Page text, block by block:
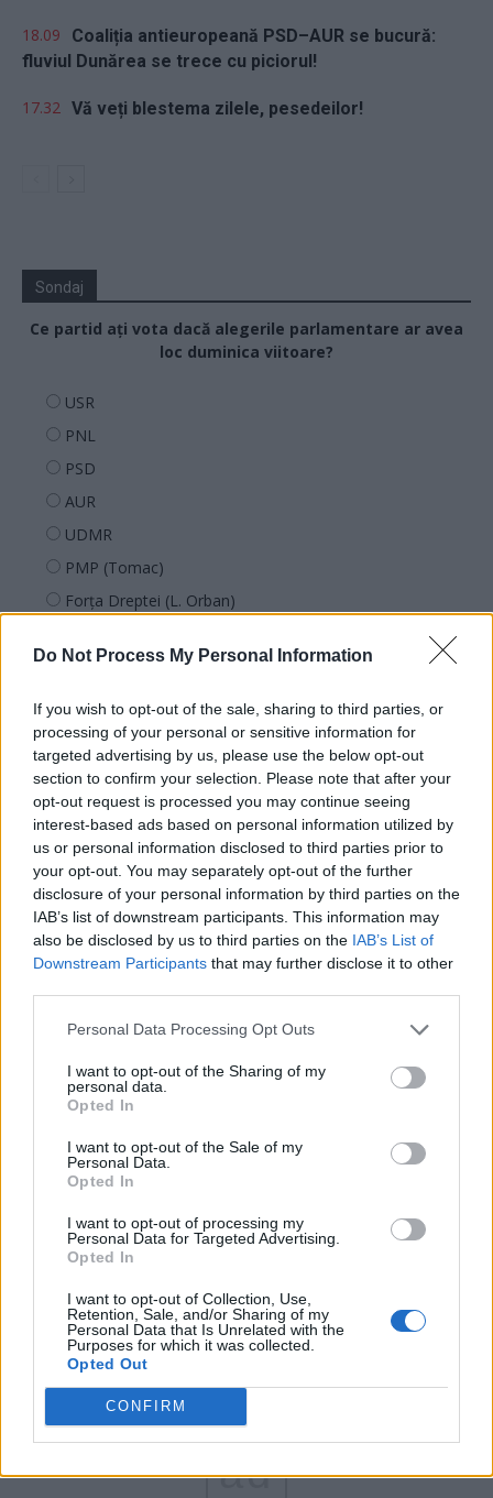
Do Not Process My Personal Information
If you wish to opt-out of the sale, sharing to third parties, or
processing of your personal or sensitive information for
targeted advertising by us, please use the below opt-out
section to confirm your selection. Please note that after your
opt-out request is processed you may continue seeing
interest-based ads based on personal information utilized by
us or personal information disclosed to third parties prior to
your opt-out. You may separately opt-out of the further
disclosure of your personal information by third parties on the
IAB’s list of downstream participants. This information may
also be disclosed by us to third parties on the IAB’s List of
Downstream Participants that may further disclose it to other
Personal Data Processing Opt Outs
I want to opt-out of the Sharing of my
personal data.
Opted In
I want to opt-out of the Sale of my
Personal Data.
Opted In
I want to opt-out of processing my
Personal Data for Targeted Advertising.
Opted In
I want to opt-out of Collection, Use,
Retention, Sale, and/or Sharing of my
Personal Data that Is Unrelated with the
Purposes for which it was collected.
Opted Out
CONFIRM
18.09
Coaliția antieuropeană PSD–AUR se bucură:
fluviul Dunărea se trece cu piciorul!
17.32 Vă veți blestema zilele, pesedeilor!
Sondaj
Ce partid ați vota dacă alegerile parlamentare ar avea
loc duminica viitoare?
USR
PNL
PSD
AUR
UDMR
PMP (Tomac)
Forța Dreptei (L. Orban)
REPER
SENS
SOS (Șoșoacă)
POT (Gavrilă)
PACE (Peia)
Acțiunea Conservatoare (Târziu)
PDF (Lazarus)
PUSL (D. Voiculescu)
PNȚCD (Pavelescu)
PNCR (Terheș)
Partidul Patrioților (Surugiu)
FAR (Coarnă)
România pe Primul Loc (Ponta)
Altul
Arhiva sondajelor
ad